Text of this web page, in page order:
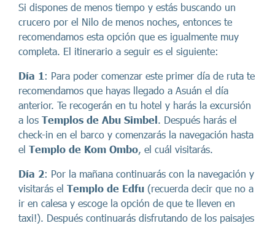
Si dispones de menos tiempo y estás buscando un
crucero por el Nilo de menos noches, entonces te
recomendamos esta opción que es igualmente muy
completa. El itinerario a seguir es el siguiente:
Día 1 : Para poder comenzar este primer día de ruta te
recomendamos que hayas llegado a Asuán el día
anterior. Te recogerán en tu hotel y harás la excursión
a los Templos de Abu Simbel. Después harás el
check-in en el barco y comenzarás la navegación hasta
el Templo de Kom Ombo, el cuál visitarás.
Día 2: Por la mañana continuarás con la navegación y
visitarás el Templo de Edfu (recuerda decir que no a
ir en calesa y escoge la opción de que te lleven en
taxi!). Después continuarás disfrutando de los paisajes